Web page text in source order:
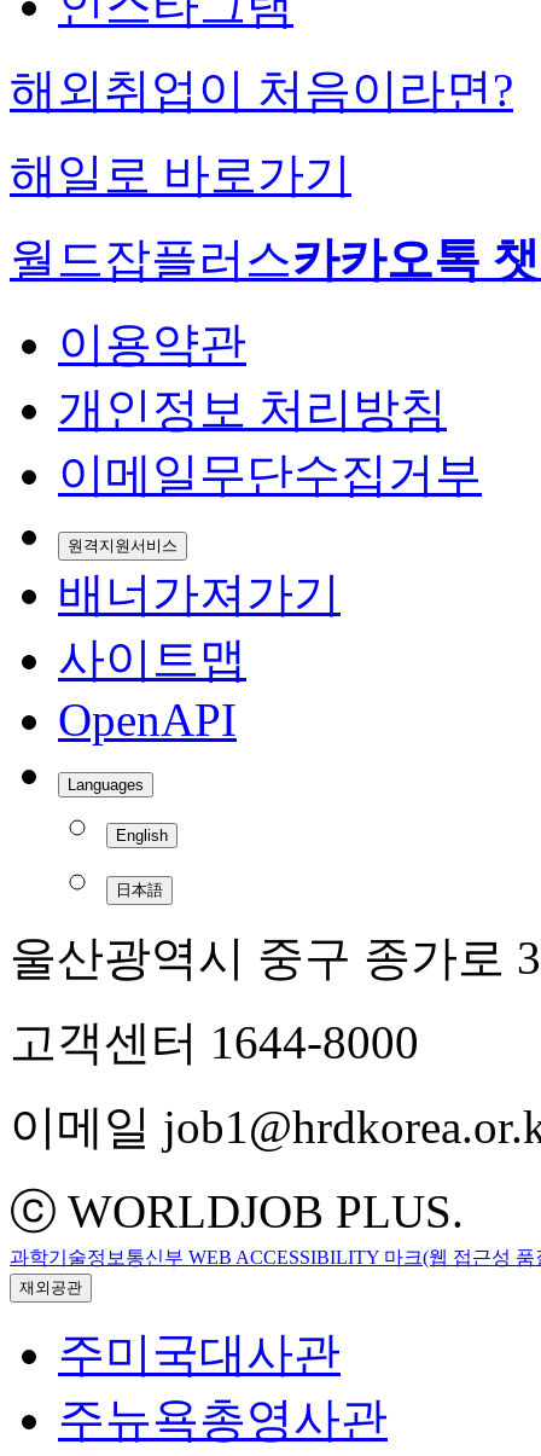
해외취업이 처음이라면?
해일로 바로가기
월드잡플러스카카오톡
이용약관
개인정보 처리방침
이메일무단수집거부
원격지원서비스
배너가져가기
사이트맵
OpenAPI
Languages
English
日本語
울산광역시 중구 종가로
고객센터 1644-8000
이메일
ⓒ WORLDJOB PLUS.
과학기술정보통신부 WEB ACCESSIBILITY 마크(웹 접근성 품
재외공관
주미국대사관
주뉴욕총영사관